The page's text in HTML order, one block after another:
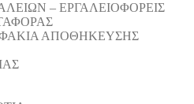
– ΕΡΓΑΛΕΙΟΦΟΡΕΙΣ
ΑΠΟΘΗΚΕΥΣΗΣ